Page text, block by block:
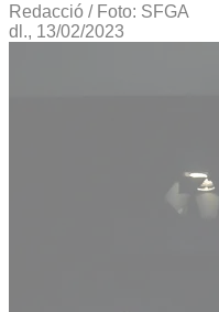
Redacció / Foto: SFGA
dl., 13/02/2023